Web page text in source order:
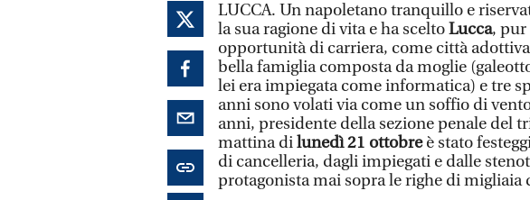
LUCCA. Un napoletano tranquillo e
la sua ragione di vita e ha sceltoLucca, pur
opportunità di carriera, come città
bella famiglia composta da moglie
lei era impiegata come informatica) e tre
anni sono volati via come un soffio di
anni, presidente della sezione penale del
mattina dilunedì 21 ottobreè stato
di cancelleria, dagli impiegati e dalle
protagonista mai sopra le righe di migliaia